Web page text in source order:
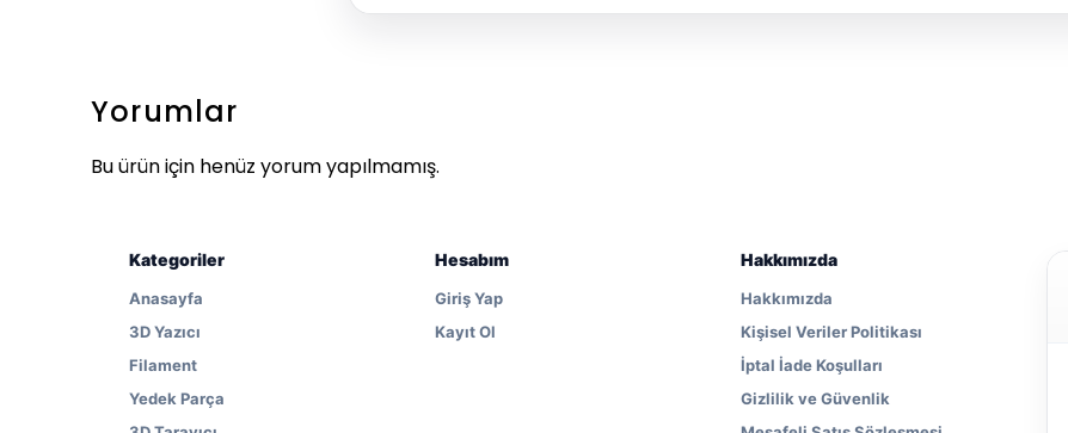
Yorumlar
Bu ürün için henüz yorum yapılmamış.
Kategoriler
Anasayfa
3D Yazıcı
Filament
Yedek Parça
Hesabım
Giriş Yap
Kayıt Ol
Hakkımızda
Hakkımızda
Kişisel Veriler Politikası
İptal İade Koşulları
Gizlilik ve Güvenlik